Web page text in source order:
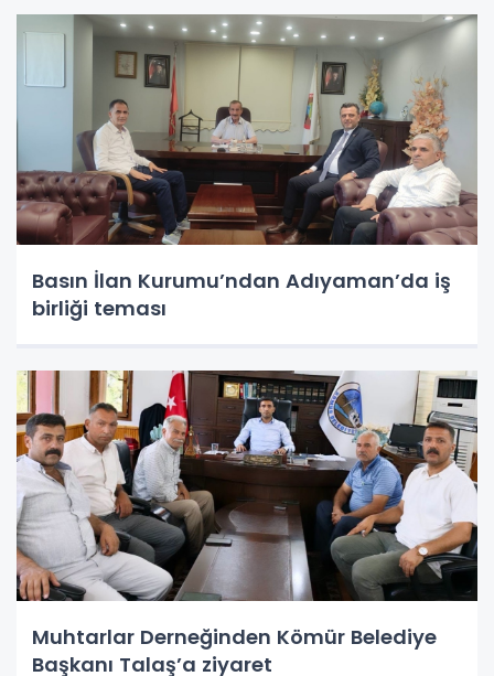
Basın İlan Kurumu’ndan Adıyaman’da iş
birliği teması
Muhtarlar Derneğinden Kömür Belediye
Başkanı Talaş’a ziyaret